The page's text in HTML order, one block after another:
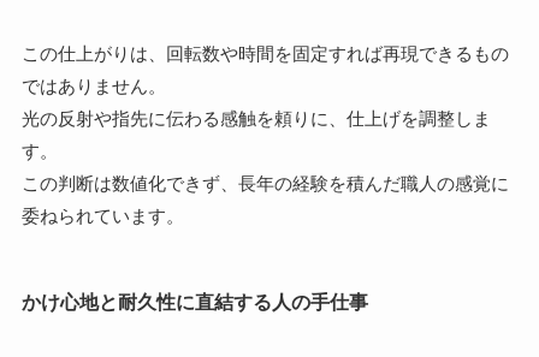
この仕上がりは、回転数や時間を固定すれば再現できるもの
ではありません。
光の反射や指先に伝わる感触を頼りに、仕上げを調整しま
す。
この判断は数値化できず、長年の経験を積んだ職人の感覚に
委ねられています。
かけ心地と耐久性に直結する人の手仕事